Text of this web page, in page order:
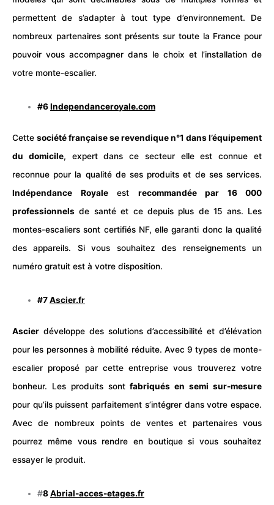
permettent de s’adapter à tout type d’environnement. De
nombreux partenaires sont présents sur toute la France pour
pouvoir vous accompagner dans le choix et l’installation de
votre monte-escalier.
#6Independanceroyale.com
Cette société française se revendique n°1 dans l’équipement
du domicile, expert dans ce secteur elle est connue et
reconnue pour la qualité de ses produits et de ses services.
Indépendance Royaleest recommandée par 16 000
professionnels de santéet ce depuis plus de 15 ans. Les
montes-escaliers sont certifiés NF, elle garanti donc la qualité
des appareils. Si vous souhaitez des renseignements un
numéro gratuit est à votre disposition.
#7Ascier.fr
Ascier développe des solutions d’accessibilité et d’élévation
pour les personnes à mobilité réduite. Avec 9 types de monte-
escalier proposé par cette entreprise vous trouverez votre
bonheur. Les produits sontfabriqués en semi sur-mesure
pour qu’ils puissent parfaitement s’intégrer dans votre espace.
Avec de nombreux points de ventes et partenaires vous
pourrez même vous rendre en boutique si vous souhaitez
essayer le produit.
#8Abrial-acces-etages.fr